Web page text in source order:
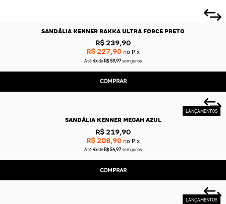
SANDÁLIA KENNER RAKKA ULTRA FORCE PRETO
R$ 239,90
R$ 227,90 no Pix
Até 4x de R$ 59,97 sem juros
COMPRAR
SANDÁLIA KENNER MEGAH AZUL
R$ 219,90
R$ 208,90 no Pix
Até 4x de R$ 54,97 sem juros
COMPRAR